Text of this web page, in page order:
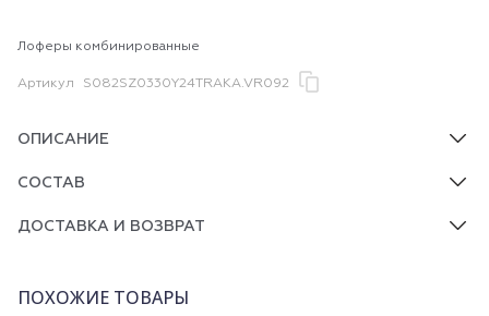
Лоферы комбинированные
Артикул S082SZ0330Y24TRAKA.VR092
ОПИСАНИЕ
СОСТАВ
ДОСТАВКА И ВОЗВРАТ
ПОХОЖИЕ ТОВАРЫ